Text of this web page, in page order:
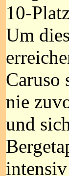
10-
Um
Caruso
nie
und